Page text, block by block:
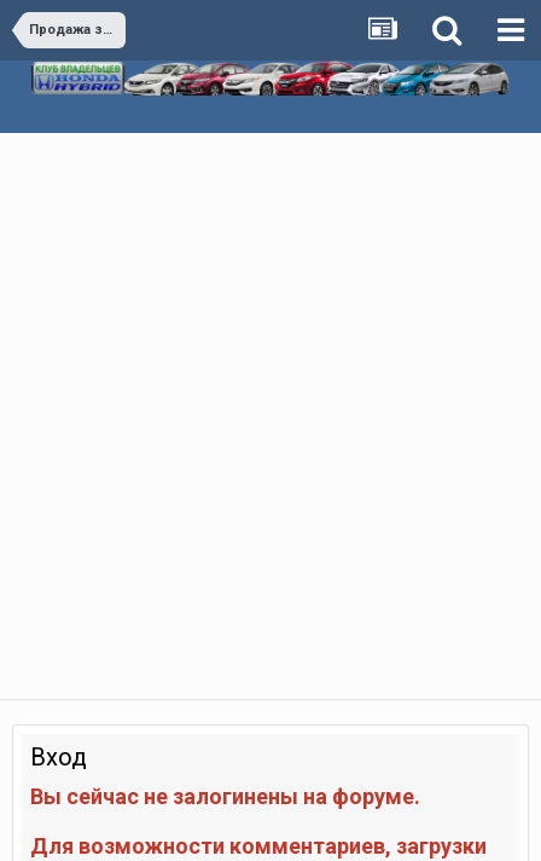
Продажа запчастей и аксессуаров в РФ, КЗ
Вход
Вы сейчас не залогинены на форуме.
Для возможности комментариев, загрузки